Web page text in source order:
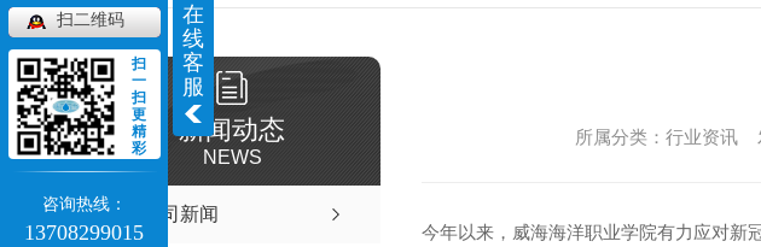
新闻动态
NEWS
公司新闻
所属分类：行业资讯
今年以来，威海海洋职业学院有力应对新
在
线
客
服
扫二维码
扫
一
扫
更
精
彩
咨询热线：
13708299015